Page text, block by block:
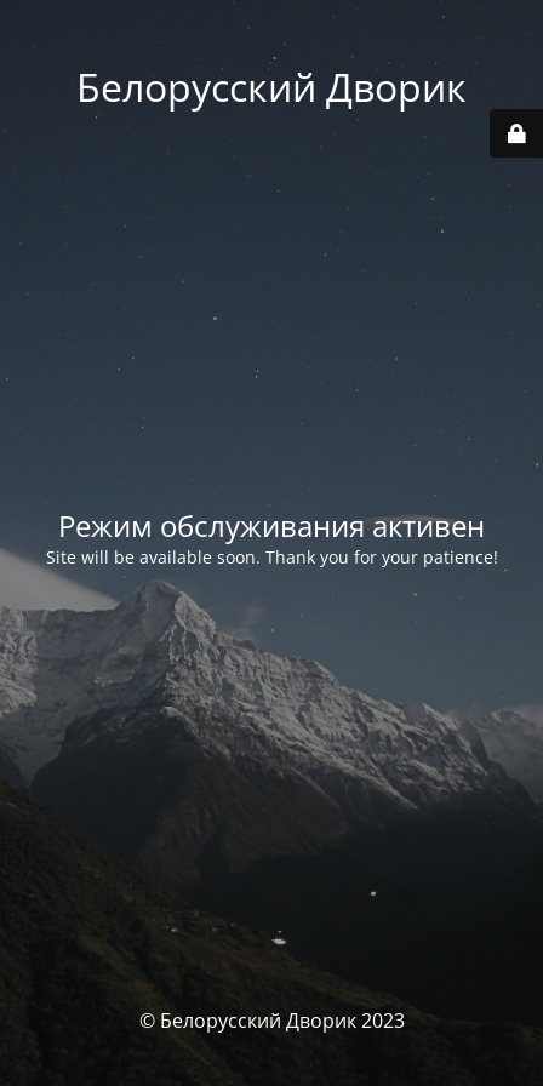
Белорусский Дворик
Режим обслуживания активен
Site will be available soon. Thank you for your patience!
© Белорусский Дворик 2023